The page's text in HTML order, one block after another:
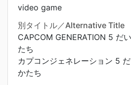
video game
別タイトル／Alternative Title
CAPCOM GENERATION 5 だ
たち
カプコンジェネレーション 5
かたち